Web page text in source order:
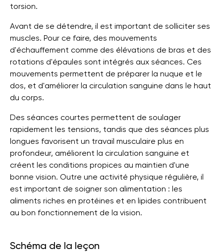
torsion.
Avant de se détendre, il est important de solliciter ses
muscles. Pour ce faire, des mouvements
d'échauffement comme des élévations de bras et des
rotations d'épaules sont intégrés aux séances. Ces
mouvements permettent de préparer la nuque et le
dos, et d'améliorer la circulation sanguine dans le haut
du corps.
Des séances courtes permettent de soulager
rapidement les tensions, tandis que des séances plus
longues favorisent un travail musculaire plus en
profondeur, améliorent la circulation sanguine et
créent les conditions propices au maintien d'une
bonne vision. Outre une activité physique régulière, il
est important de soigner son alimentation : les
aliments riches en protéines et en lipides contribuent
au bon fonctionnement de la vision.
Schéma de la leçon